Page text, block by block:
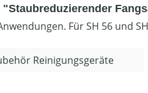
Für SH 56 und
Reinigungsgeräte